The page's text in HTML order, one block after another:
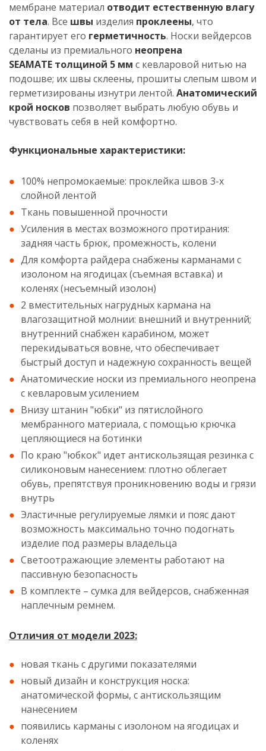
мембране материал отводит естественную влагу
от тела. Все швы изделия проклеены, что
гарантирует его герметичность. Носки вейдерсов
сделаны из премиального неопрена
SEAMATE толщиной 5 мм с кевларовой нитью на
подошве; их швы склеены, прошиты слепым швом и
герметизированы изнутри лентой. Анатомический
крой носков позволяет выбрать любую обувь и
чувствовать себя в ней комфортно.
Функциональные характеристики:
100% непромокаемые: проклейка швов 3-х
слойной лентой
Ткань повышенной прочности
Усиления в местах возможного протирания:
задняя часть брюк, промежность, колени
Для комфорта райдера снабжены карманами c
изолоном на ягодицах (съемная вставка) и
коленях (несъемный изолон)
2 вместительных нагрудных кармана на
влагозащитной молнии: внешний и внутренний;
внутренний снабжен карабином, может
перекидываться вовне, что обеспечивает
быстрый доступ и надежную сохранность вещей
Анатомические носки из премиального неопрена
с кевларовым усилением
Внизу штанин "юбки" из пятислойного
мембранного материала, с помощью крючка
цепляющиеся на ботинки
По краю "юбкок" идет антискользящая резинка с
силиконовым нанесением: плотно облегает
обувь, препятствуя проникновению воды и грязи
внутрь
Эластичные регулируемые лямки и пояс дают
возможность максимально точно подогнать
изделие под размеры владельца
Светоотражающие элементы работают на
пассивную безопасность
В комплекте – сумка для вейдерсов, снабженная
наплечным ремнем.
Отличия от модели 2023:
новая ткань с другими показателями
новый дизайн и конструкция носка:
анатомической формы, с антискользящим
нанесением
появились карманы с изолоном на ягодицах и
коленях